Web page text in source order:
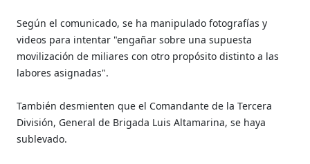
Según el comunicado, se ha manipulado fotografías y
videos para intentar "engañar sobre una supuesta
movilización de miliares con otro propósito distinto a las
labores asignadas".
También desmienten que el Comandante de la Tercera
División, General de Brigada Luis Altamarina, se haya
sublevado.